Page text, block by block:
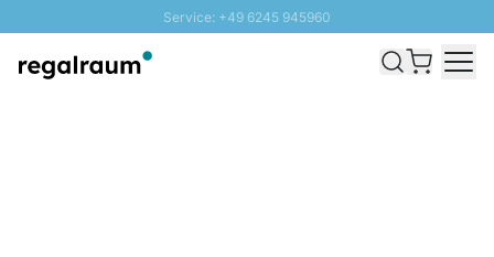
Service: +49 6245 945960
Livraison rapide - Livraison gratuite dès 100€